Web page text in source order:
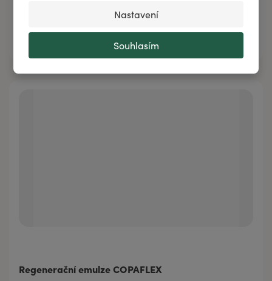
Nastavení
Souhlasím
Přidat do košíku
Regenerační emulze COPAFLEX